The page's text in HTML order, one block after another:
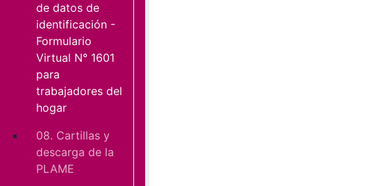
de datos de
identificación -
Formulario
Virtual N° 1601
para
trabajadores del
hogar
08. Cartillas y
descarga de la
PLAME